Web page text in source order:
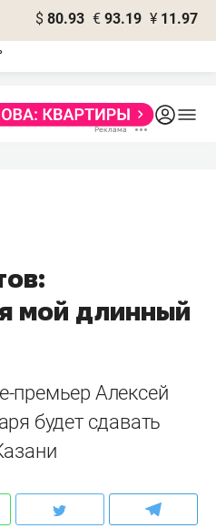
$ 80.93 € 93.19 ¥ 11.97
мой длинный
премьер Алексей
будет сдавать